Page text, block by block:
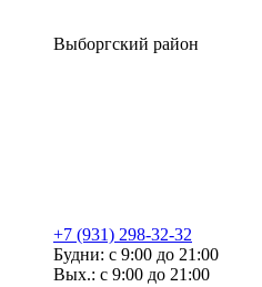
Выборгский район
+7 (931) 298-32-32
Будни: с 9:00 до 21:00
Вых.: с 9:00 до 21:00